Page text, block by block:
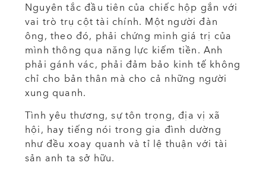
Nguyên tắc đầu tiên của chiếc hộp gắn với
vai trò trụ cột tài chính. Một người đàn
ông, theo đó, phải chứng minh giá trị của
mình thông qua năng lực kiếm tiền. Anh
phải gánh vác, phải đảm bảo kinh tế không
chỉ cho bản thân mà cho cả những người
xung quanh.
Tình yêu thương, sự tôn trọng, địa vị xã
hội, hay tiếng nói trong gia đình dường
như đều xoay quanh và tỉ lệ thuận với tài
sản anh ta sở hữu.